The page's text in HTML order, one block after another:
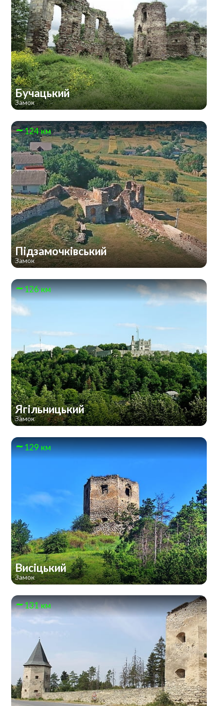
Бучацький
Замок
124 км
Підзамочківський
Замок
126 км
Ягільницький
Замок
129 км
Висіцький
Замок
131 км